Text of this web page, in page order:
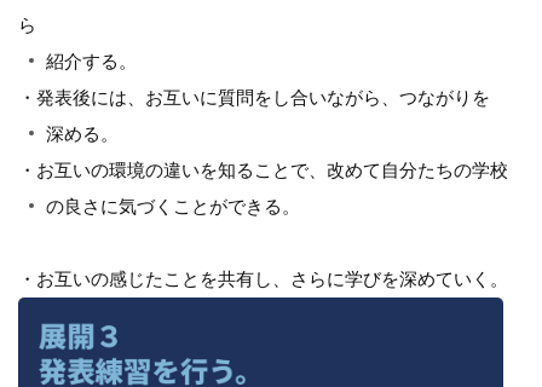
ら
紹介する。
・発表後には、お互いに質問をし合いながら、つながりを
深める。
・お互いの環境の違いを知ることで、改めて自分たちの学校
の良さに気づくことができる。
・お互いの感じたことを共有し、さらに学びを深めていく。